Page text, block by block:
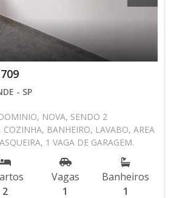
- SP
NOVA, SENDO 2
COZINHA, BANHEIRO, LAVABO, AREA
1 VAGA DE GARAGEM.
13 3494-1029 13 99616-
2
Vagas
1
Banheiros
1